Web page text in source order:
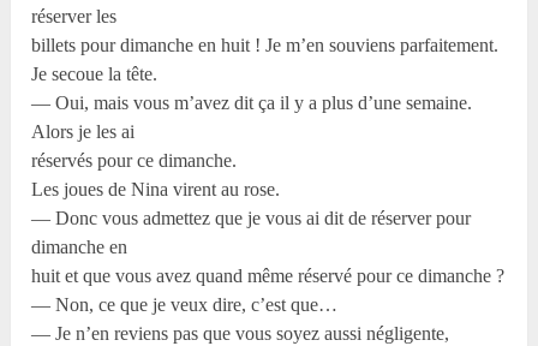
réserver les
billets pour dimanche en huit ! Je m’en souviens parfaitement.
Je secoue la tête.
— Oui, mais vous m’avez dit ça il y a plus d’une semaine.
Alors je les ai
réservés pour ce dimanche.
Les joues de Nina virent au rose.
— Donc vous admettez que je vous ai dit de réserver pour
dimanche en
huit et que vous avez quand même réservé pour ce dimanche ?
— Non, ce que je veux dire, c’est que…
— Je n’en reviens pas que vous soyez aussi négligente,